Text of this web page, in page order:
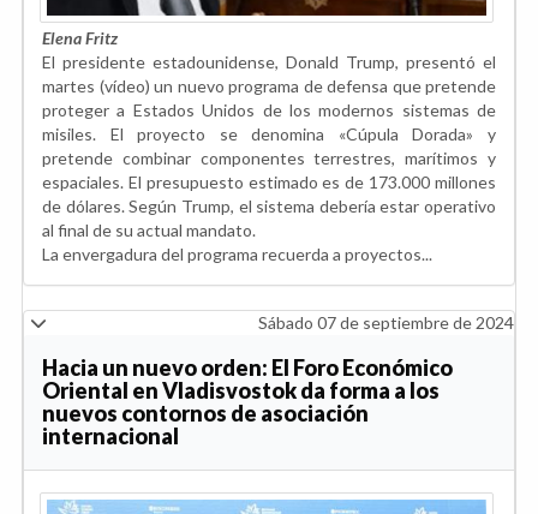
Elena Fritz
El presidente estadounidense, Donald Trump, presentó el
martes (vídeo) un nuevo programa de defensa que pretende
proteger a Estados Unidos de los modernos sistemas de
misiles. El proyecto se denomina «Cúpula Dorada» y
pretende combinar componentes terrestres, marítimos y
espaciales. El presupuesto estimado es de 173.000 millones
de dólares. Según Trump, el sistema debería estar operativo
al final de su actual mandato.
La envergadura del programa recuerda a proyectos...
Sábado 07 de septiembre de 2024
Hacia un nuevo orden: El Foro Económico
Oriental en Vladisvostok da forma a los
nuevos contornos de asociación
internacional